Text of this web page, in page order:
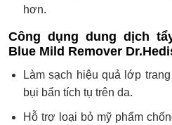
hơn.
Công dụng dung dịch
Blue Mild Remover
Làm sạch hiệu quả lớp
bụi bẩn tích tụ trên da.
Hỗ trợ loại bỏ mỹ phẩm